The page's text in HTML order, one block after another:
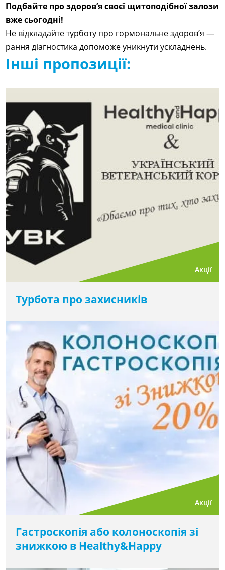
Інші пропозиції:
Акції
Турбота про захисників
Акції
Гастроскопія або колоноскопія зі
знижкою в Healthy&Happy
Подбайте про здоров’я своєї щитоподібної залози
вже сьогодні!
Не відкладайте турботу про гормональне здоров’я —
рання діагностика допоможе уникнути ускладнень.